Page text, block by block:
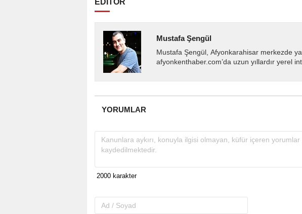
EDİTÖR
Mustafa Şengül
Mustafa Şengül, Afyonkarahisar merkezde
afyonkenthaber.com’da uzun yıllardır yerel
YORUMLAR